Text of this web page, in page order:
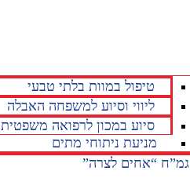
טיפול במוות בלתי טבעי
ליווי וסיוע למשפחה האבלה
סיוע במכון לרפואה משפטית
מניעת ניתוחי מתים
גמ”ח “אחים לצרה”